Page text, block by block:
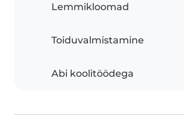
Lemmikloomad
Toiduvalmistamine
Abi koolitöödega